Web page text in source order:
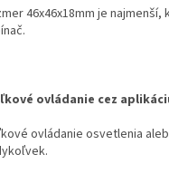
46x46x18mm je
ovládanie cez
ovládanie osvetlenia